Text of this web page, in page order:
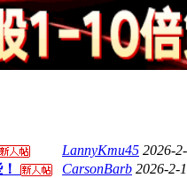
LannyKmu45 2026-
CarsonBarb 2026-2-